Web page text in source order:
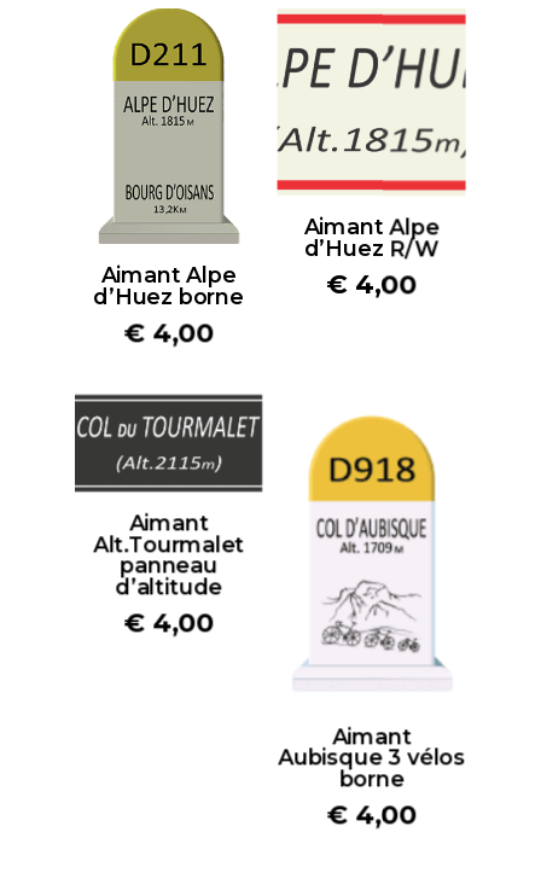
Aimant Alpe
d’Huez borne
€ 4,00
Aimant Alpe
d’Huez R/W
€ 4,00
Aimant
Alt.Tourmalet
panneau
d’altitude
€ 4,00
Aimant
Aubisque 3 vélos
borne
€ 4,00